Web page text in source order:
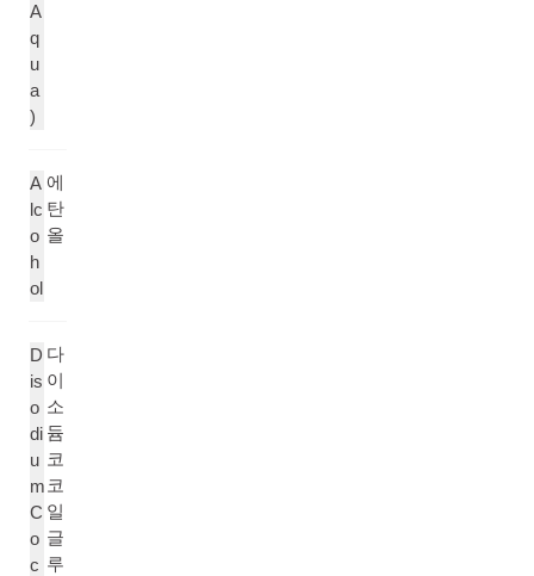
A
q
u
a
)
A
lc
o
h
ol
에
탄
올
D
is
o
di
u
m
C
o
c
다
이
소
듐
코
코
일
글
루